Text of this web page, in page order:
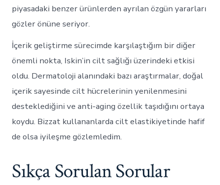
piyasadaki benzer ürünlerden ayrılan özgün yararları
gözler önüne seriyor.
İçerik geliştirme sürecimde karşılaştığım bir diğer
önemli nokta, Iskin’in cilt sağlığı üzerindeki etkisi
oldu. Dermatoloji alanındaki bazı araştırmalar, doğal
içerik sayesinde cilt hücrelerinin yenilenmesini
desteklediğini ve anti-aging özellik taşıdığını ortaya
koydu. Bizzat kullananlarda cilt elastikiyetinde hafif
de olsa iyileşme gözlemledim.
Sıkça Sorulan Sorular